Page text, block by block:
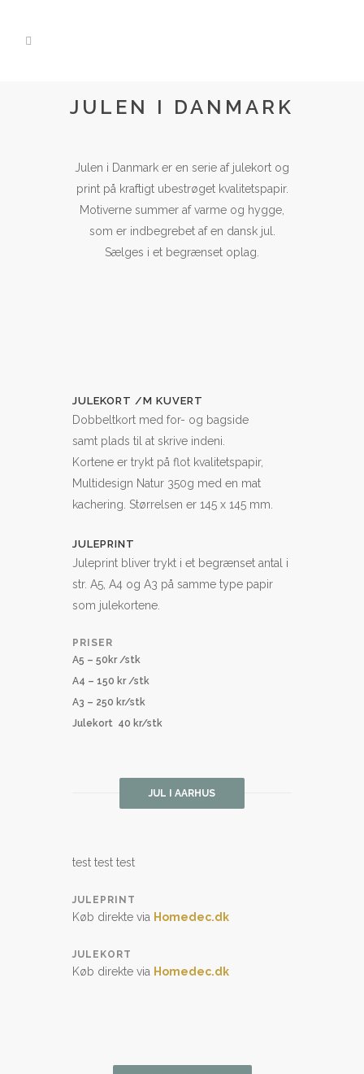
JULEN I DANMARK
Julen i Danmark er en serie af julekort og
print på kraftigt ubestrøget kvalitetspapir.
Motiverne summer af varme og hygge,
som er indbegrebet af en dansk jul.
Sælges i et begrænset oplag.
JULEKORT /M KUVERT
Dobbeltkort med for- og bagside
samt plads til at skrive indeni.
Kortene er trykt på flot kvalitetspapir,
Multidesign Natur 350g med en mat
kachering. Størrelsen er 145 x 145 mm.
JULEPRINT
Juleprint bliver trykt i et begrænset antal i
str. A5, A4 og A3 på samme type papir
som julekortene.
PRISER
A5 – 50kr /stk
A4 – 150 kr /stk
A3 – 250 kr/stk
Julekort 40 kr/stk
JUL I AARHUS
test test test
JULEPRINT
Køb direkte via Homedec.dk
JULEKORT
Køb direkte via Homedec.dk